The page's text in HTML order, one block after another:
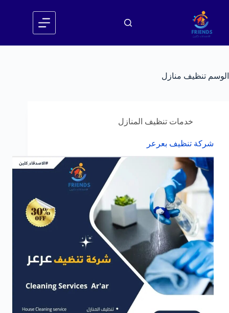
المحتوى
الوسم تنظيف منازل
خدمات تنظيف المنازل
شركة تنظيف بعرعر